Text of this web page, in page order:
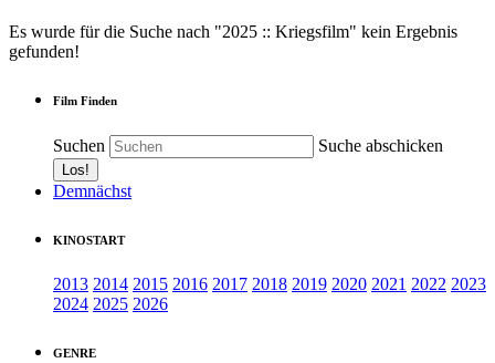
Es wurde für die Suche nach "2025 :: Kriegsfilm" kein Ergebnis
gefunden!
Film Finden
Suchen Suche abschicken
Demnächst
KINOSTART
2013 2014 2015 2016 2017 2018 2019 2020 2021 2022 2023
2024 2025 2026
GENRE